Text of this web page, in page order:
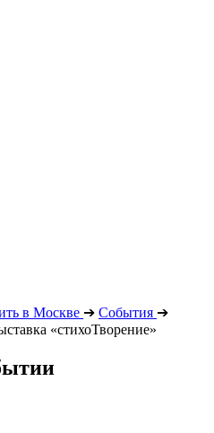
в Москве ➔ События ➔
«стихоТворение»